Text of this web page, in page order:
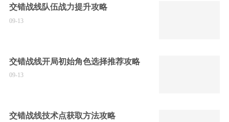
交错战线队伍战力提升攻略
09-13
交错战线开局初始角色选择推荐攻略
09-13
交错战线技术点获取方法攻略